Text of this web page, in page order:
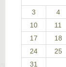
3
4
10
11
17
18
24
25
31